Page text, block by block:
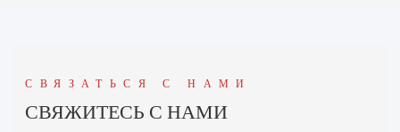
СВЯЗАТЬСЯ С НАМИ
СВЯЖИТЕСЬ С НАМИ